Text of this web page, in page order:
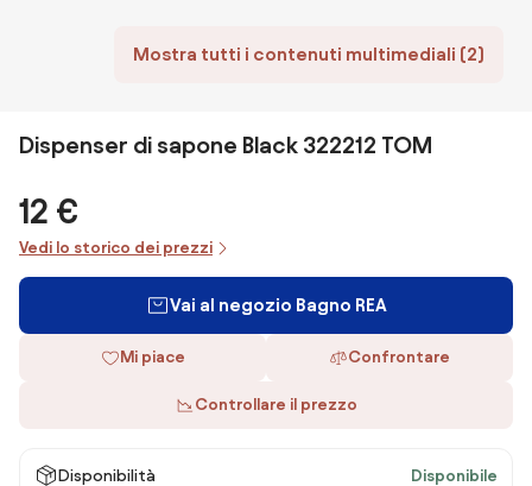
Mostra tutti i contenuti multimediali (2)
Dispenser di sapone Black 322212 TOM
12 €
Vedi lo storico dei prezzi
Vai al negozio Bagno REA
Mi piace Confrontare
Controllare il prezzo
Disponibilità Disponibile